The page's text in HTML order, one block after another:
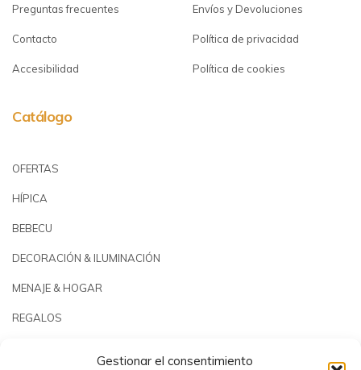
Gestionar el consentimiento
Preguntas frecuentes
Contacto
Accesibilidad
Envíos y Devoluciones
Política de privacidad
Política de cookies
Catálogo
OFERTAS
HÍPICA
BEBECU
DECORACIÓN & ILUMINACIÓN
MENAJE & HOGAR
REGALOS